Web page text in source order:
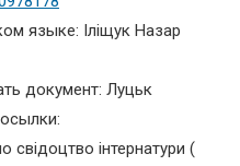
языке: Іліщук Назар
документ: Луцьк
свідоцтво інтернатури (